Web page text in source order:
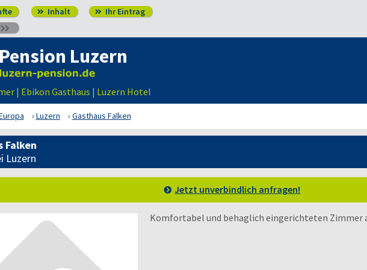
 Inhalt  Ihr Eintrag

Pension Luzern
| Ebikon Gasthaus | Luzern Hotel
Luzern Gasthaus Falken
Falken
Luzern
Jetzt unverbindlich anfragen!
Komfortabel und behaglich eingerichteten Zimmer